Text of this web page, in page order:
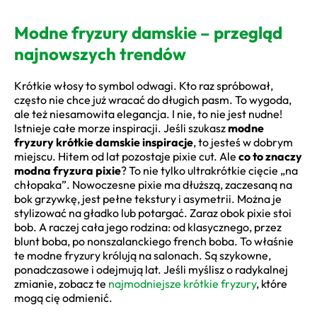
Modne fryzury damskie – przegląd
najnowszych trendów
Krótkie włosy to symbol odwagi. Kto raz spróbował,
często nie chce już wracać do długich pasm. To wygoda,
ale też niesamowita elegancja. I nie, to nie jest nudne!
Istnieje całe morze inspiracji. Jeśli szukaszmodne
fryzury krótkie damskie inspiracje, to jesteś w dobrym
miejscu. Hitem od lat pozostaje pixie cut. Ale co to znaczy
modna fryzura pixie? To nie tylko ultrakrótkie cięcie „na
chłopaka”. Nowoczesne pixie ma dłuższą, zaczesaną na
bok grzywkę, jest pełne tekstury i asymetrii. Można je
stylizować na gładko lub potargać. Zaraz obok pixie stoi
bob. A raczej cała jego rodzina: od klasycznego, przez
blunt boba, po nonszalanckiego french boba. To właśnie
te modne fryzury królują na salonach. Są szykowne,
ponadczasowe i odejmują lat. Jeśli myślisz o radykalnej
zmianie, zobacz te najmodniejsze krótkie fryzury, które
mogą cię odmienić.